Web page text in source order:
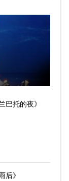
托的夜》
》